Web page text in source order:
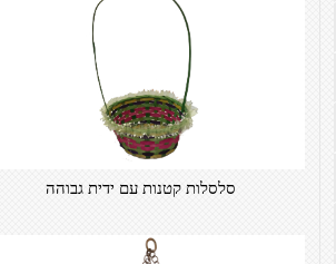
סלסלות קטנות עם ידית גבוהה